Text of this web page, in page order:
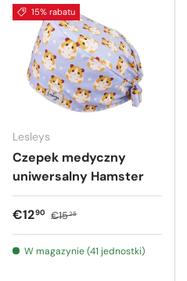
15% rabatu
Lesleys
Czepek medyczny
uniwersalny Hamster
€1290 €1525
W magazynie (41 jednostki)